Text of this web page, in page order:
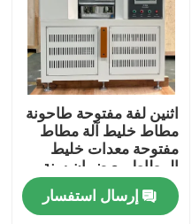
اثنين لفة مفتوحة طاحونة
مطاط خليط آلة مطاط
مفتوحة معدات خليط
المطاط مع ضمان سنة
واحدة المطاط خليط
قدرة 0.3 إلى 2 كجم إرسال استفسار